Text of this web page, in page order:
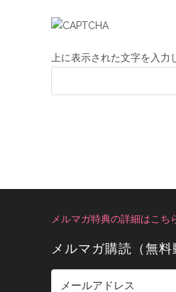
上に表示された文字を入力
メルマガ特典の詳細はこち
メルマガ購読（無料